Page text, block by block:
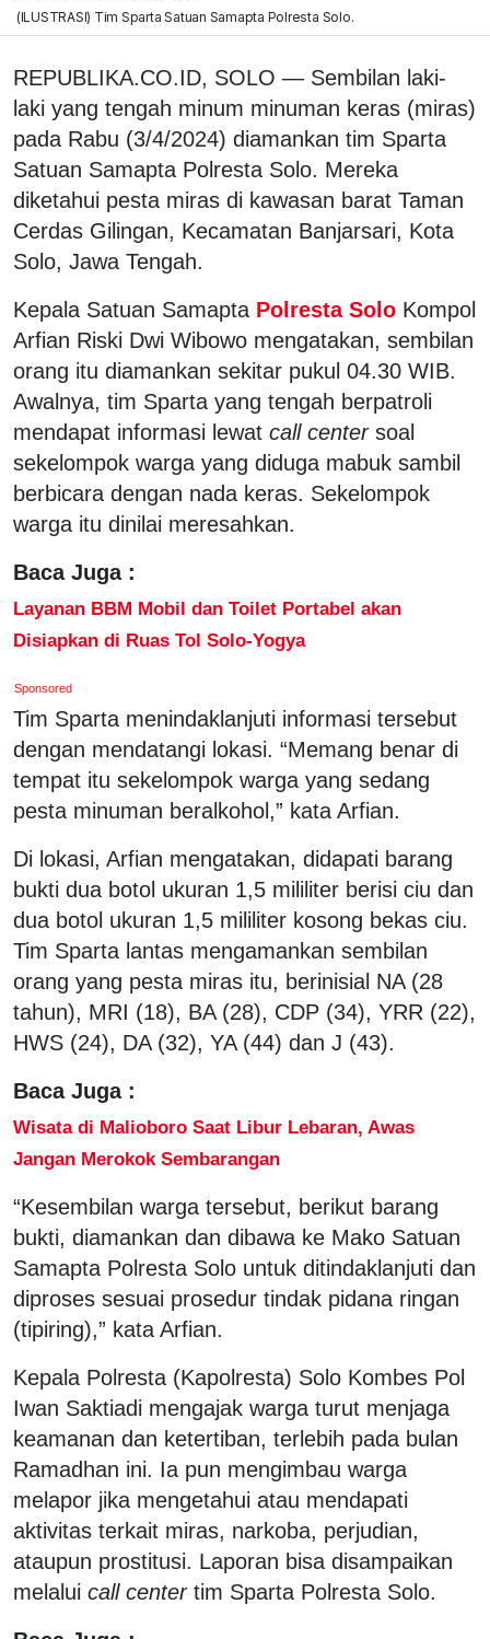
(ILUSTRASI) Tim Sparta Satuan Samapta Polresta Solo.
REPUBLIKA.CO.ID, SOLO — Sembilan laki-
laki yang tengah minum minuman keras (miras)
pada Rabu (3/4/2024) diamankan tim Sparta
Satuan Samapta Polresta Solo. Mereka
diketahui pesta miras di kawasan barat Taman
Cerdas Gilingan, Kecamatan Banjarsari, Kota
Solo, Jawa Tengah.
Kepala Satuan Samapta Polresta Solo Kompol
Arfian Riski Dwi Wibowo mengatakan, sembilan
orang itu diamankan sekitar pukul 04.30 WIB.
Awalnya, tim Sparta yang tengah berpatroli
mendapat informasi lewat call centersoal
sekelompok warga yang diduga mabuk sambil
berbicara dengan nada keras. Sekelompok
warga itu dinilai meresahkan.
Baca Juga :
Layanan BBM Mobil dan Toilet Portabel akan
Disiapkan di Ruas Tol Solo-Yogya
Sponsored
Tim Sparta menindaklanjuti informasi tersebut
dengan mendatangi lokasi. “Memang benar di
tempat itu sekelompok warga yang sedang
pesta minuman beralkohol,” kata Arfian.
Di lokasi, Arfian mengatakan, didapati barang
bukti dua botol ukuran 1,5 mililiter berisi ciu dan
dua botol ukuran 1,5 mililiter kosong bekas ciu.
Tim Sparta lantas mengamankan sembilan
orang yang pesta miras itu, berinisial NA (28
tahun), MRI (18), BA (28), CDP (34), YRR (22),
HWS (24), DA (32), YA (44) dan J (43).
Baca Juga :
Wisata di Malioboro Saat Libur Lebaran, Awas
Jangan Merokok Sembarangan
“Kesembilan warga tersebut, berikut barang
bukti, diamankan dan dibawa ke Mako Satuan
Samapta Polresta Solo untuk ditindaklanjuti dan
diproses sesuai prosedur tindak pidana ringan
(tipiring),” kata Arfian.
Kepala Polresta (Kapolresta) Solo Kombes Pol
Iwan Saktiadi mengajak warga turut menjaga
keamanan dan ketertiban, terlebih pada bulan
Ramadhan ini. Ia pun mengimbau warga
melapor jika mengetahui atau mendapati
aktivitas terkait miras, narkoba, perjudian,
ataupun prostitusi. Laporan bisa disampaikan
melalui call centertim Sparta Polresta Solo.